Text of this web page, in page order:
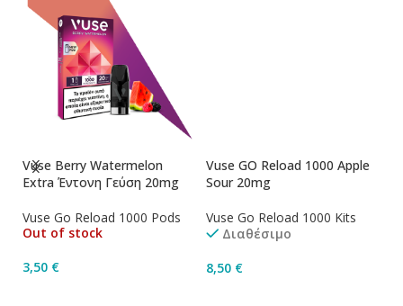
Vuse Berry Watermelon
Εxtra Έντονη Γεύση 20mg
Vuse Go Reload 1000 Pods
Out of stock
3,50 €
Vuse GO Reload 1000 Apple
Sour 20mg
Vuse Go Reload 1000 Kits
Διαθέσιμο
8,50 €